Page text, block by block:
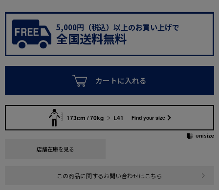
5,000円（税込）以上のお買い上げで
全国送料無料
カートに入れる
173cm / 70kg L41 Find your size
店舗在庫を見る
この商品に関するお問い合わせはこちら